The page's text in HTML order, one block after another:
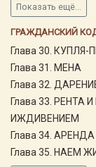
Показать ещё...
ГРАЖДАНСКИЙ
Глава 30.
Глава 31. МЕНА
Глава 32.
Глава 33.
ИЖДИВЕНИЕМ
Глава 34. АРЕНДА
Глава 35. НАЕМ